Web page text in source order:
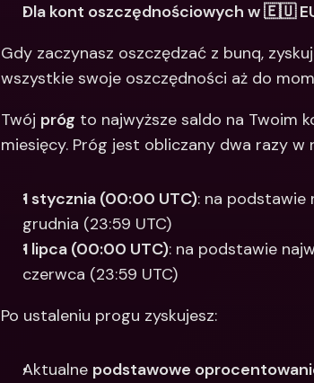
Dla kont oszczędnościowych w 🇪🇺
Gdy zaczynasz oszczędzać z bunq,
wszystkie swoje oszczędności aż do
Twój próg to najwyższe saldo na Twoim
miesięcy. Próg jest obliczany dwa razy w
1 stycznia (00:00 UTC): na podstawie
grudnia (23:59 UTC)
1 lipca (00:00 UTC): na podstawie
czerwca (23:59 UTC)
Po ustaleniu progu zyskujesz:
Aktualne podstawowe